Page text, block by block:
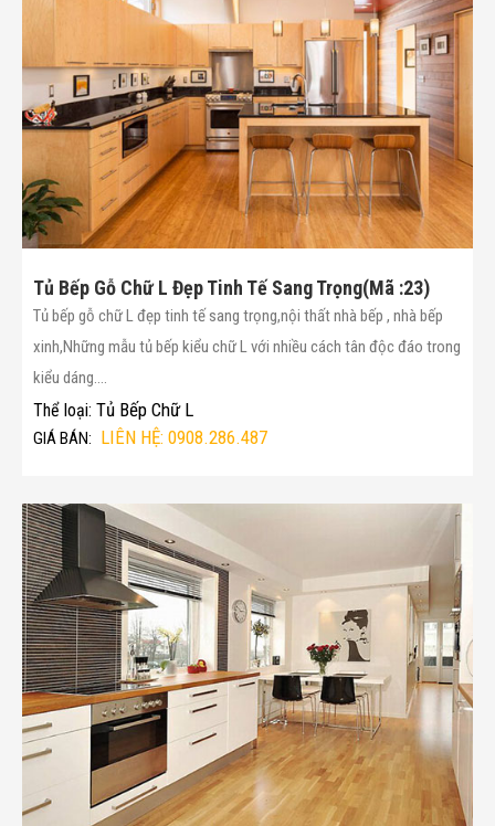
Tủ Bếp Gỗ Chữ L Đẹp Tinh Tế Sang Trọng(Mã :23)
Tủ bếp gỗ chữ L đẹp tinh tế sang trọng,nội thất nhà bếp , nhà bếp
xinh,Những mẫu tủ bếp kiểu chữ L với nhiều cách tân độc đáo trong
kiểu dáng....
Thể loại:Tủ Bếp Chữ L
GIÁ BÁN: LIÊN HỆ: 0908.286.487